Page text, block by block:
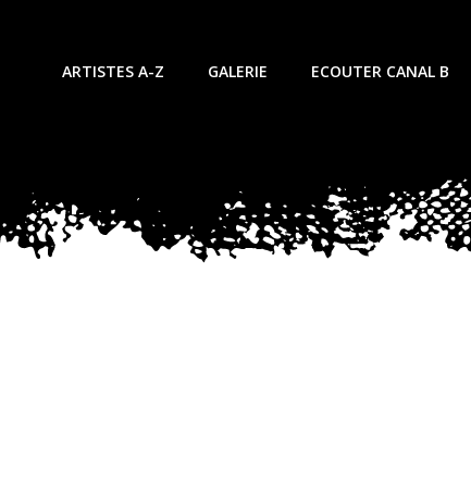
ARTISTES A-Z GALERIE ECOUTER CANAL B